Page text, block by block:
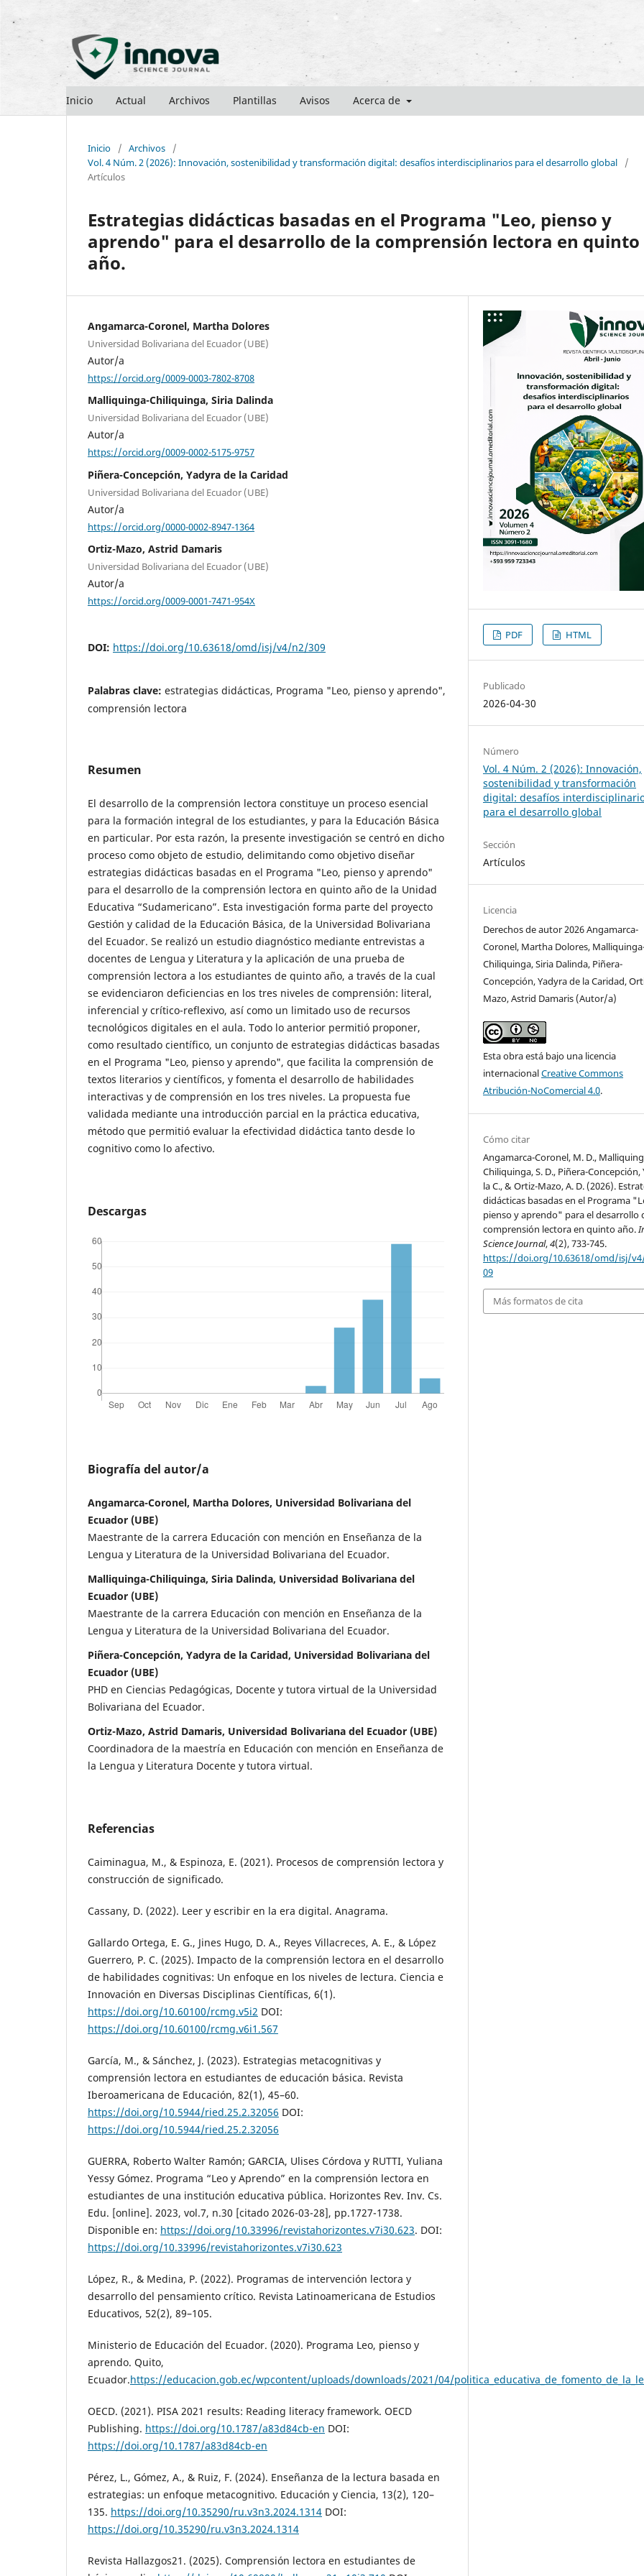
Inicio Actual Archivos Plantillas Avisos Acerca de
Inicio / Archivos
/
Vol. 4 Núm. 2 (2026): Innovación, sostenibilidad y transformación digital: desafíos interdisciplinarios para el desarrollo global
/
Artículos
Estrategias didácticas basadas en el Programa "Leo, pienso y
aprendo" para el desarrollo de la comprensión lectora en quinto
año.
Angamarca-Coronel, Martha Dolores
Universidad Bolivariana del Ecuador (UBE)
Autor/a
https://orcid.org/0009-0003-7802-8708
Malliquinga-Chiliquinga, Siria Dalinda
Universidad Bolivariana del Ecuador (UBE)
Autor/a
https://orcid.org/0009-0002-5175-9757
Piñera-Concepción, Yadyra de la Caridad
Universidad Bolivariana del Ecuador (UBE)
Autor/a
https://orcid.org/0000-0002-8947-1364
Ortiz-Mazo, Astrid Damaris
Universidad Bolivariana del Ecuador (UBE)
Autor/a
https://orcid.org/0009-0001-7471-954X
DOI: https://doi.org/10.63618/omd/isj/v4/n2/309
Palabras clave: estrategias didácticas, Programa "Leo, pienso y aprendo",
comprensión lectora
Resumen
El desarrollo de la comprensión lectora constituye un proceso esencial
para la formación integral de los estudiantes, y para la Educación Básica
en particular. Por esta razón, la presente investigación se centró en dicho
proceso como objeto de estudio, delimitando como objetivo diseñar
estrategias didácticas basadas en el Programa "Leo, pienso y aprendo"
para el desarrollo de la comprensión lectora en quinto año de la Unidad
Educativa “Sudamericano”. Esta investigación forma parte del proyecto
Gestión y calidad de la Educación Básica, de la Universidad Bolivariana
del Ecuador. Se realizó un estudio diagnóstico mediante entrevistas a
docentes de Lengua y Literatura y la aplicación de una prueba de
comprensión lectora a los estudiantes de quinto año, a través de la cual
se evidenciaron deficiencias en los tres niveles de comprensión: literal,
inferencial y crítico-reflexivo, así como un limitado uso de recursos
tecnológicos digitales en el aula. Todo lo anterior permitió proponer,
como resultado científico, un conjunto de estrategias didácticas basadas
en el Programa "Leo, pienso y aprendo", que facilita la comprensión de
textos literarios y científicos, y fomenta el desarrollo de habilidades
interactivas y de comprensión en los tres niveles. La propuesta fue
validada mediante una introducción parcial en la práctica educativa,
método que permitió evaluar la efectividad didáctica tanto desde lo
cognitivo como lo afectivo.
Descargas
Biografía del autor/a
Angamarca-Coronel, Martha Dolores, Universidad Bolivariana del
Ecuador (UBE)
Maestrante de la carrera Educación con mención en Enseñanza de la
Lengua y Literatura de la Universidad Bolivariana del Ecuador.
Malliquinga-Chiliquinga, Siria Dalinda, Universidad Bolivariana del
Ecuador (UBE)
Maestrante de la carrera Educación con mención en Enseñanza de la
Lengua y Literatura de la Universidad Bolivariana del Ecuador.
Piñera-Concepción, Yadyra de la Caridad, Universidad Bolivariana del
Ecuador (UBE)
PHD en Ciencias Pedagógicas, Docente y tutora virtual de la Universidad
Bolivariana del Ecuador.
Ortiz-Mazo, Astrid Damaris, Universidad Bolivariana del Ecuador (UBE)
Coordinadora de la maestría en Educación con mención en Enseñanza de
la Lengua y Literatura Docente y tutora virtual.
Referencias
Caiminagua, M., & Espinoza, E. (2021). Procesos de comprensión lectora y
construcción de significado.
Cassany, D. (2022). Leer y escribir en la era digital. Anagrama.
Gallardo Ortega, E. G., Jines Hugo, D. A., Reyes Villacreces, A. E., & López
Guerrero, P. C. (2025). Impacto de la comprensión lectora en el desarrollo
de habilidades cognitivas: Un enfoque en los niveles de lectura. Ciencia e
Innovación en Diversas Disciplinas Científicas, 6(1).
https://doi.org/10.60100/rcmg.v5i2 DOI:
https://doi.org/10.60100/rcmg.v6i1.567
García, M., & Sánchez, J. (2023). Estrategias metacognitivas y
comprensión lectora en estudiantes de educación básica. Revista
Iberoamericana de Educación, 82(1), 45–60.
https://doi.org/10.5944/ried.25.2.32056 DOI:
https://doi.org/10.5944/ried.25.2.32056
GUERRA, Roberto Walter Ramón; GARCIA, Ulises Córdova y RUTTI, Yuliana
Yessy Gómez. Programa “Leo y Aprendo” en la comprensión lectora en
estudiantes de una institución educativa pública. Horizontes Rev. Inv. Cs.
Edu. [online]. 2023, vol.7, n.30 [citado 2026-03-28], pp.1727-1738.
Disponible en: https://doi.org/10.33996/revistahorizontes.v7i30.623. DOI:
https://doi.org/10.33996/revistahorizontes.v7i30.623
López, R., & Medina, P. (2022). Programas de intervención lectora y
desarrollo del pensamiento crítico. Revista Latinoamericana de Estudios
Educativos, 52(2), 89–105.
Ministerio de Educación del Ecuador. (2020). Programa Leo, pienso y
aprendo. Quito,
Ecuador.https://educacion.gob.ec/wpcontent/uploads/downloads/2021/04/
OECD. (2021). PISA 2021 results: Reading literacy framework. OECD
Publishing. https://doi.org/10.1787/a83d84cb-en DOI:
https://doi.org/10.1787/a83d84cb-en
Pérez, L., Gómez, A., & Ruiz, F. (2024). Enseñanza de la lectura basada en
estrategias: un enfoque metacognitivo. Educación y Ciencia, 13(2), 120–
135. https://doi.org/10.35290/ru.v3n3.2024.1314 DOI:
https://doi.org/10.35290/ru.v3n3.2024.1314
Revista Hallazgos21. (2025). Comprensión lectora en estudiantes de
PDF HTML
Publicado
2026-04-30
Número
Vol. 4 Núm. 2 (2026): Innovación,
sostenibilidad y transformación
digital: desafíos
para el desarrollo global
Sección
Artículos
Licencia
Derechos de autor 2026 Angamarca-
Coronel, Martha Dolores,
Chiliquinga, Siria Dalinda, Piñera-
Concepción, Yadyra de la Caridad,
Mazo, Astrid Damaris (Autor/a)
Esta obra está bajo una licencia
internacionalCreative Commons
Atribución-NoComercial 4.0.
Cómo citar
Angamarca-Coronel, M. D.,
Chiliquinga, S. D., Piñera-Concepción,
la C., & Ortiz-Mazo, A. D. (2026).
didácticas basadas en el Programa
pienso y aprendo" para el desarrollo
comprensión lectora en quinto año.
Science Journal,4(2), 733-745.
https://doi.org/10.63618/omd/isj/
09
Más formatos de cita